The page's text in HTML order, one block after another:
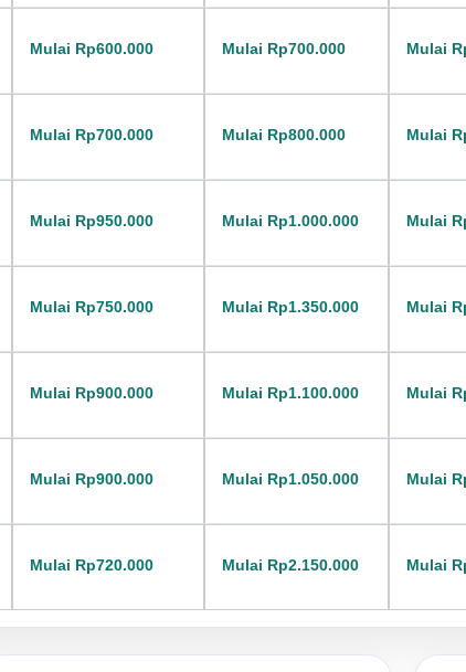
Mulai Rp600.000 Mulai Rp700.000 Mulai
Mulai Rp700.000 Mulai Rp800.000 Mulai
Mulai Rp950.000 Mulai Rp1.000.000 Mulai
Mulai Rp750.000 Mulai Rp1.350.000 Mulai
Mulai Rp900.000 Mulai Rp1.100.000 Mulai
Mulai Rp900.000 Mulai Rp1.050.000 Mulai
Mulai Rp720.000 Mulai Rp2.150.000 Mulai